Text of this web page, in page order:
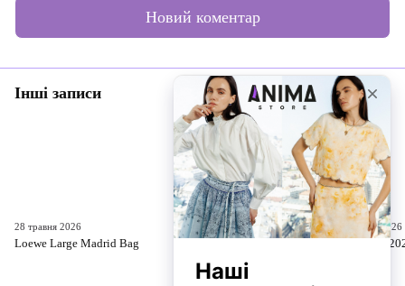
Новий коментар
Інші записи
28 травня 2026
Loewe Large Madrid Bag
13 травня 2026
Flamenco NEW 2026
10 квітня 2026
MIU MIU